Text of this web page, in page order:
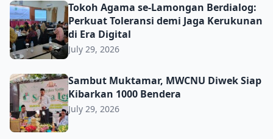
Tokoh Agama se-Lamongan Berdialog: Perkuat
Tokoh Agama se-Lamongan Berdialog:
Perkuat Toleransi demi Jaga Kerukunan
di Era Digital
July 29, 2026
Sambut Muktamar, MWCNU Diwek Siap Kibarkan 1000
Sambut Muktamar, MWCNU Diwek Siap
Kibarkan 1000 Bendera
July 29, 2026